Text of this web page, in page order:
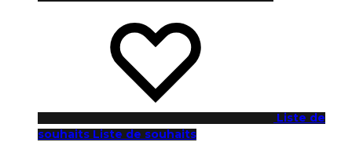
Liste de
souhaits Liste de souhaits